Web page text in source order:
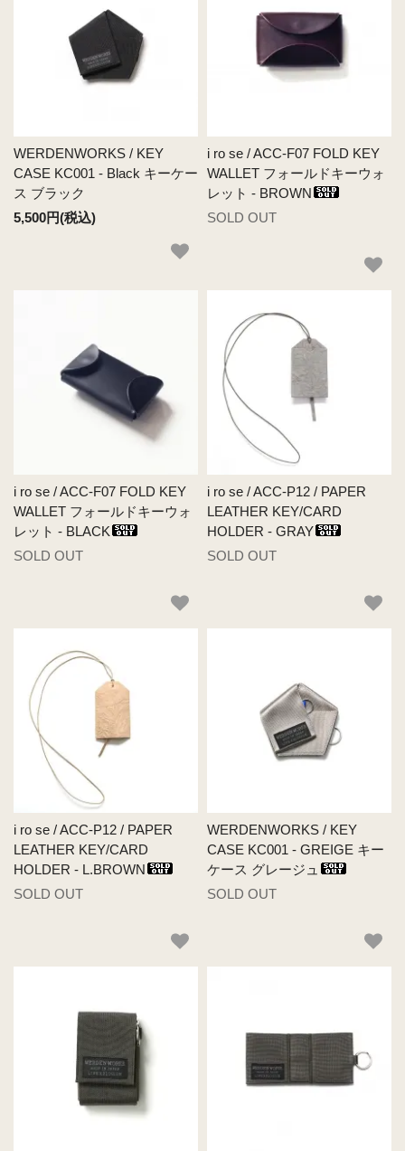
WERDENWORKS / KEY
CASE KC001 - Black キーケー
ス ブラック
5,500円(税込)
i ro se / ACC-F07 FOLD KEY
WALLET フォールドキーウォ
レット - BROWN
SOLD OUT
i ro se / ACC-F07 FOLD KEY
WALLET フォールドキーウォ
レット - BLACK
SOLD OUT
i ro se / ACC-P12 / PAPER
LEATHER KEY/CARD
HOLDER - GRAY
SOLD OUT
i ro se / ACC-P12 / PAPER
LEATHER KEY/CARD
HOLDER - L.BROWN
SOLD OUT
WERDENWORKS / KEY
CASE KC001 - GREIGE キー
ケース グレージュ
SOLD OUT